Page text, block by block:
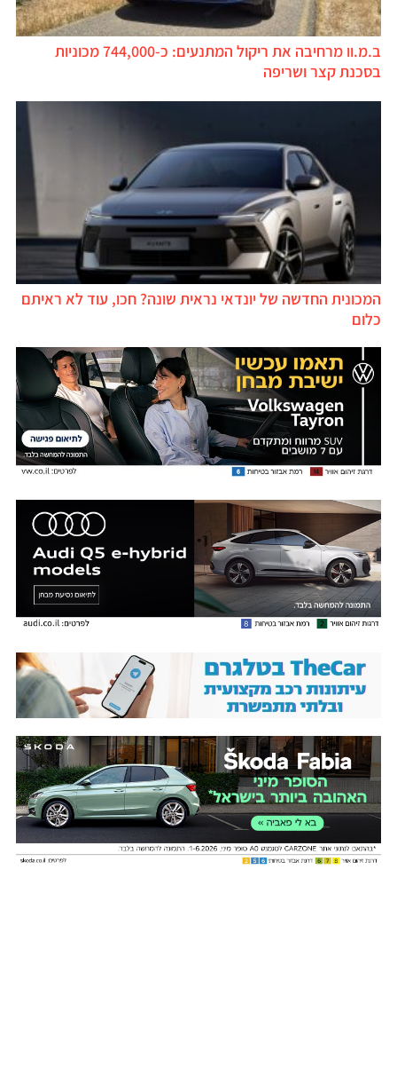
ב.מ.וו מרחיבה את ריקול המתנעים: כ-744,000 מכוניות
בסכנת קצר ושריפה
המכונית החדשה של יונדאי נראית שונה? חכו, עוד לא ראיתם
כלום